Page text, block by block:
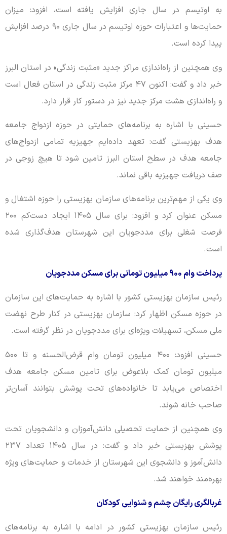
به اوتیسم در سال جاری افزایش یافته است، افزود: میزان
حمایت‌ها و اعتبارات حوزه اوتیسم در سال جاری ۹۰ درصد افزایش
پیدا کرده است.
وی همچنین از راه‌اندازی مراکز جدید «مثبت زندگی» در استان البرز
خبر داد و گفت: اکنون ۴۷ مرکز مثبت زندگی در استان فعال است
و راه‌اندازی هشت مرکز جدید نیز در دستور کار قرار دارد.
حسینی با اشاره به برنامه‌های حمایتی در حوزه ازدواج جامعه
هدف بهزیستی گفت: تعهد داده‌ایم جهیزیه تمامی ازدواج‌های
جامعه هدف در سطح استان البرز تامین شود تا هیچ زوجی در
صف دریافت جهیزیه باقی نماند.
وی یکی از مهم‌ترین برنامه‌های سازمان بهزیستی را حوزه اشتغال و
مسکن عنوان کرد و افزود: برای سال ۱۴۰۵ ایجاد دست‌کم ۲۰۰
فرصت شغلی برای مددجویان این شهرستان هدف‌گذاری شده
است.
پرداخت وام ۹۰۰ میلیون تومانی برای مسکن مددجویان
رئیس سازمان بهزیستی کشور با اشاره به حمایت‌های این سازمان
در حوزه مسکن اظهار کرد: سازمان بهزیستی در کنار طرح نهضت
ملی مسکن، تسهیلات ویژه‌ای برای مددجویان در نظر گرفته است.
حسینی افزود: ۴۰۰ میلیون تومان وام قرض‌الحسنه و تا ۵۰۰
میلیون تومان کمک بلاعوض برای تامین مسکن جامعه هدف
اختصاص می‌یابد تا خانواده‌های تحت پوشش بتوانند آسان‌تر
صاحب خانه شوند.
وی همچنین از حمایت تحصیلی دانش‌آموزان و دانشجویان تحت
پوشش بهزیستی خبر داد و گفت: در سال ۱۴۰۵ تعداد ۲۳۷
دانش‌آموز و دانشجوی این شهرستان از خدمات و حمایت‌های ویژه
بهره‌مند خواهند شد.
غربالگری رایگان چشم و شنوایی کودکان
رئیس سازمان بهزیستی کشور در ادامه با اشاره به برنامه‌های